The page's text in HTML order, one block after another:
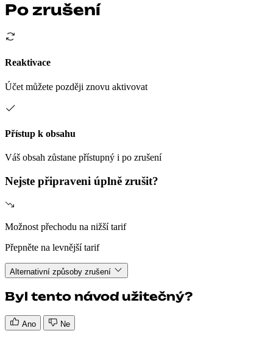
Po zrušení
Reaktivace
Účet můžete později znovu aktivovat
Přístup k obsahu
Váš obsah zůstane přístupný i po zrušení
Nejste připraveni úplně zrušit?
Možnost přechodu na nižší tarif
Přepněte na levnější tarif
Alternativní způsoby zrušení
Byl tento návod užitečný?
Ano Ne